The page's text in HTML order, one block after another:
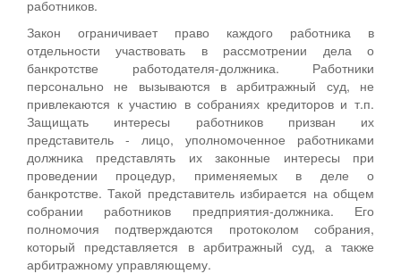
работников.
Закон ограничивает право каждого работника в
отдельности участвовать в рассмотрении дела о
банкротстве работодателя-должника. Работники
персонально не вызываются в арбитражный суд, не
привлекаются к участию в собраниях кредиторов и т.п.
Защищать интересы работников призван их
представитель - лицо, уполномоченное работниками
должника представлять их законные интересы при
проведении процедур, применяемых в деле о
банкротстве. Такой представитель избирается на общем
собрании работников предприятия-должника. Его
полномочия подтверждаются протоколом собрания,
который представляется в арбитражный суд, а также
арбитражному управляющему.